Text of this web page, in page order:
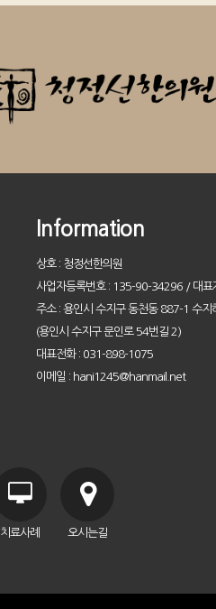
Information
상호 : 청정선한의원
사업자등록번호 : 135-90-34296 / 대표
주소 : 용인시 수지구 동천동 887-1 수지
(용인시 수지구 문인로 54번길 2)
대표전화 : 031-898-1075
이메일 : hani1245@hanmail.net
치료사례 오시는길